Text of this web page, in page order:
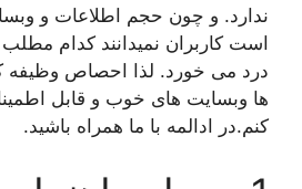
ندارد. و چون حجم اطلاعات و
است کاربران نمیدانند کدام
درد می خورد. لذا احصاص وظیفه
ها وبسایت های خوب و قابل
کنم.در ادالمه با ما همراه باشید.